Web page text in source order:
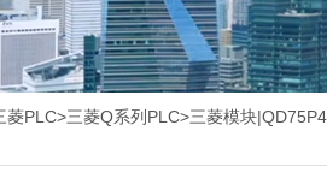
菱PLC>三菱Q系列PLC>三菱模块